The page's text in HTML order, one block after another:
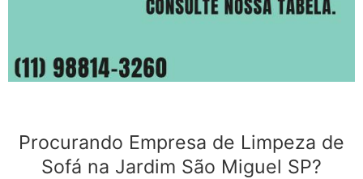
Procurando Empresa de Limpeza de
Sofá na Jardim São Miguel SP?